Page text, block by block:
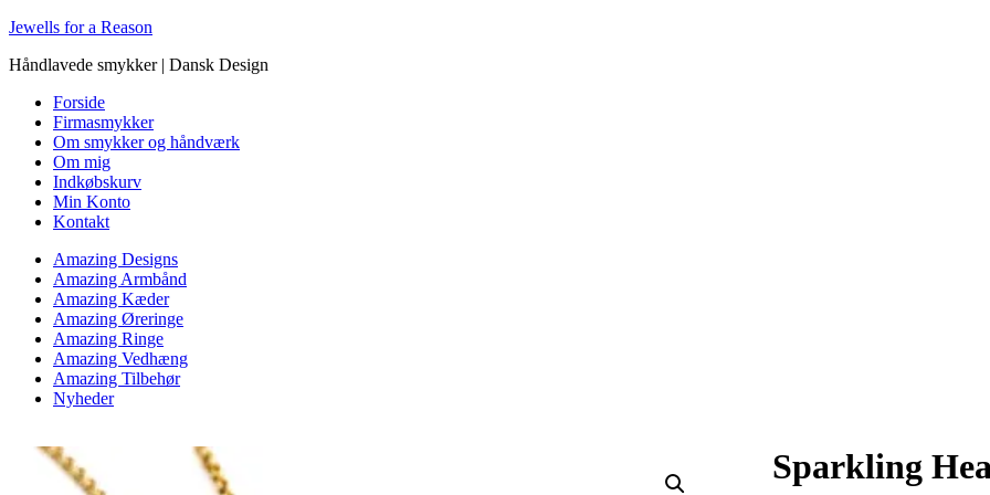
Jewells for a Reason
Håndlavede smykker | Dansk Design
Forside
Firmasmykker
Om smykker og håndværk
Om mig
Indkøbskurv
Min Konto
Kontakt
Amazing Designs
Amazing Armbånd
Amazing Kæder
Amazing Øreringe
Amazing Ringe
Amazing Vedhæng
Amazing Tilbehør
Nyheder
Sparkling